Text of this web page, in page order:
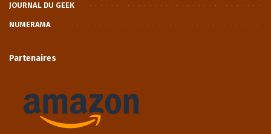
JOURNAL DU GEEK
NUMERAMA
Partenaires